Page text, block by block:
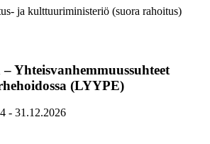
ja kulttuuriministeriö (suora rahoitus)
Yhteisvanhemmuussuhteet
(LYYPE)
- 31.12.2026